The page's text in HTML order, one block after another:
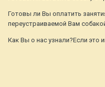
Готовы ли Вы оплатить
переустраиваемой Вам
Как Вы о нас узнали?Если это